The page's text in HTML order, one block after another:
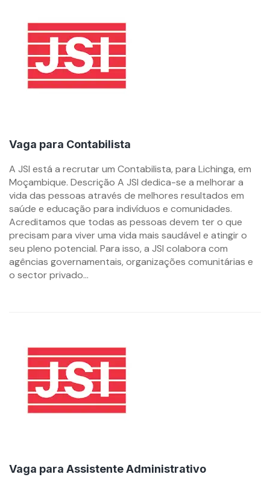
Vaga para Contabilista
By
mzemprego.com
A JSI está a recrutar um Contabilista, para Lichinga, em
Moçambique. Descrição A JSI dedica-se a melhorar a
vida das pessoas através de melhores resultados em
saúde e educação para indivíduos e comunidades.
Acreditamos que todas as pessoas devem ter o que
precisam para viver uma vida mais saudável e atingir o
seu pleno potencial. Para isso, a JSI colabora com
agências governamentais, organizações comunitárias e
o sector privado...
Vaga para Assistente Administrativo